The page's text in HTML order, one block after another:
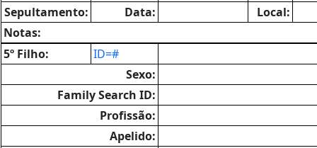
Sepultamento:
Data:
Local:
Notas:
5º Filho:
ID=#
Sexo:
Family Search ID:
Profissão:
Apelido: